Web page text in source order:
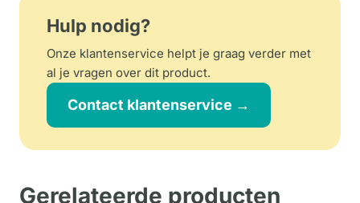
Hulp nodig?
Onze klantenservice helpt je graag verder met
al je vragen over dit product.
Contact klantenservice →
Gerelateerde producten